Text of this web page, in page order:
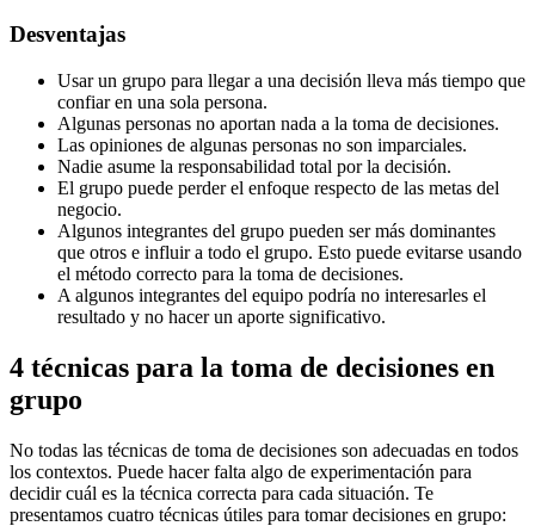
Desventajas
Usar un grupo para llegar a una decisión lleva más tiempo que
confiar en una sola persona.
Algunas personas no aportan nada a la toma de decisiones.
Las opiniones de algunas personas no son imparciales.
Nadie asume la responsabilidad total por la decisión.
El grupo puede perder el enfoque respecto de las metas del
negocio.
Algunos integrantes del grupo pueden ser más dominantes
que otros e influir a todo el grupo. Esto puede evitarse usando
el método correcto para la toma de decisiones.
A algunos integrantes del equipo podría no interesarles el
resultado y no hacer un aporte significativo.
4 técnicas para la toma de decisiones en
grupo
No todas las técnicas de toma de decisiones son adecuadas en todos
los contextos. Puede hacer falta algo de experimentación para
decidir cuál es la técnica correcta para cada situación. Te
presentamos cuatro técnicas útiles para tomar decisiones en grupo: